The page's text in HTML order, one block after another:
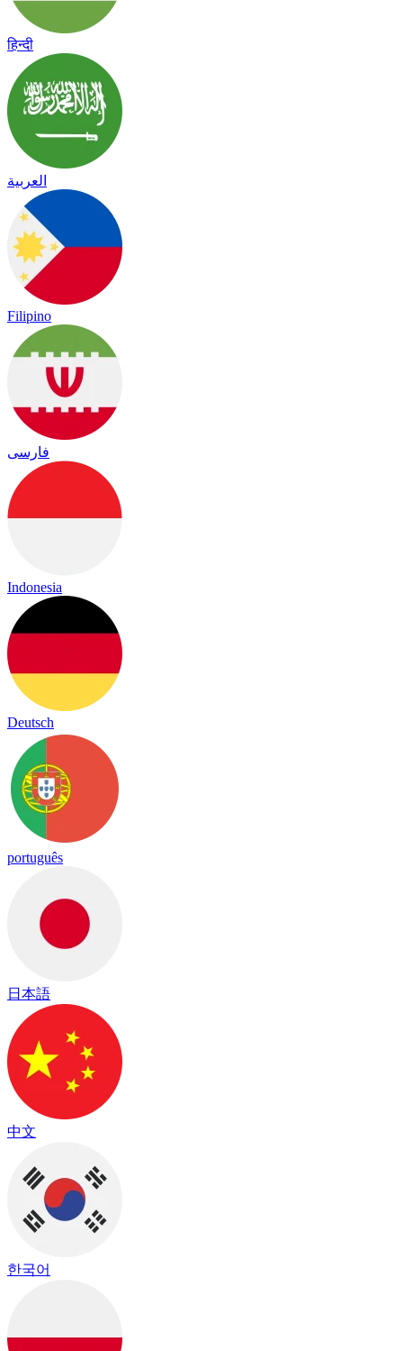
हिन्दी
العربية
Filipino
فارسی
Indonesia
Deutsch
português
日本語
中文
한국어